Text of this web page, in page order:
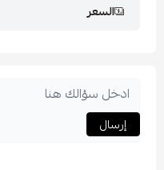
السعر